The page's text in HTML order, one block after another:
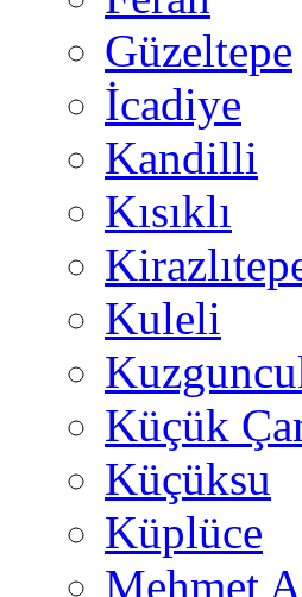
Güzeltepe
İcadiye
Kandilli
Kısıklı
Kuleli
Küçük
Küçüksu
Küplüce
Mehmet